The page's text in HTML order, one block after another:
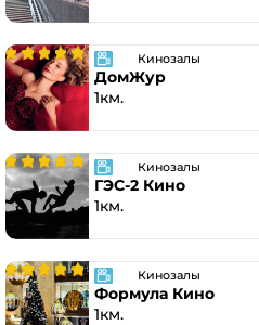
Кинозалы
ДомЖур
1км.
Кинозалы
ГЭС-2 Кино
1км.
Кинозалы
Формула Кино
1км.